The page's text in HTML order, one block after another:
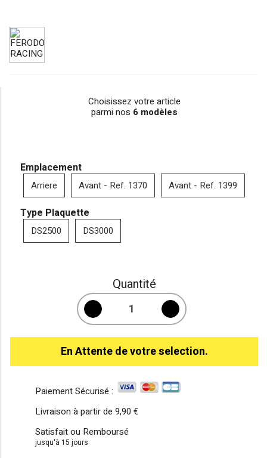
Choisissez votre article
parmi nos 6 modèles
Emplacement
Arriere Avant - Ref. 1370 Avant - Ref. 1399
Type Plaquette
DS2500 DS3000
Quantité
En Attente de votre selection.
Paiement Sécurisé :
Livraison à partir de 9,90 €
Satisfait ou Remboursé
jusqu'à 15 jours